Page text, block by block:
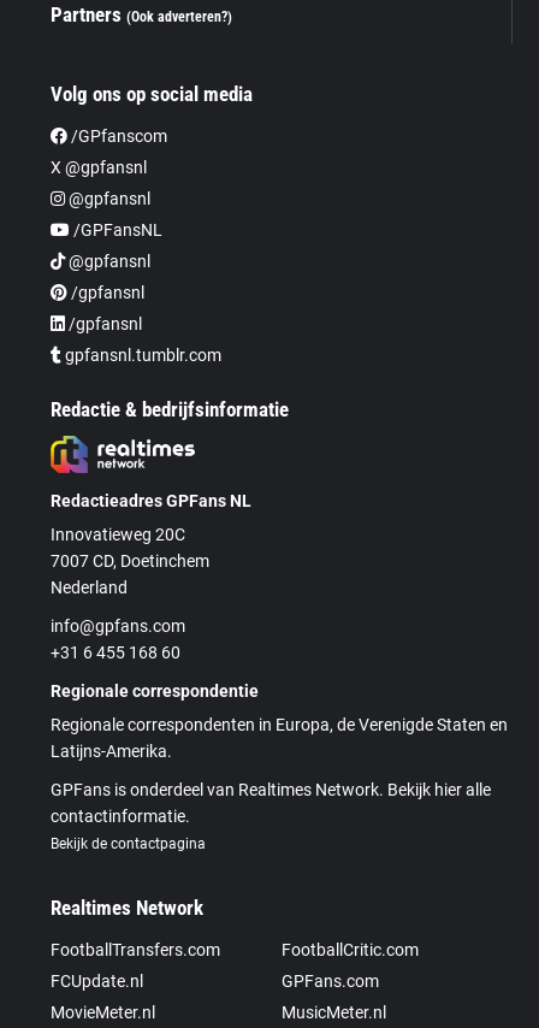
Partners(Ook adverteren?)
Volg ons op social media
/GPfanscom
X @gpfansnl
@gpfansnl
/GPFansNL
@gpfansnl
/gpfansnl
/gpfansnl
gpfansnl.tumblr.com
Redactie & bedrijfsinformatie
Redactieadres GPFans NL
Innovatieweg 20C
7007 CD, Doetinchem
Nederland
info@gpfans.com
+31 6 455 168 60
Regionale correspondentie
Regionale correspondenten in Europa, de Verenigde Staten en
Latijns-Amerika.
GPFans is onderdeel van Realtimes Network. Bekijk hier alle
contactinformatie.
Bekijk de contactpagina
Realtimes Network
FootballTransfers.com
FootballCritic.com
FCUpdate.nl
GPFans.com
MovieMeter.nl
MusicMeter.nl